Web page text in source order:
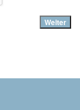
Weiter